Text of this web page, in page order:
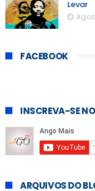
Levar
FACEBOOK
INSCREVA-SE
ARQUIVOS DO